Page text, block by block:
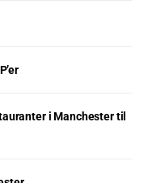
i Manchester til